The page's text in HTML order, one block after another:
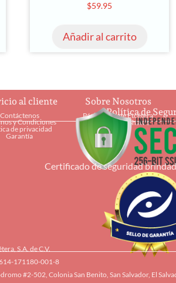
$59.95
Añadir al carrito
al cliente
Contáctenos
y Condiciones
de privacidad
Garantía
Sobre Nosotros
Página web de Etcétera
Restaurantes Shaw's
Política de
Certificado de seguridad
S.A. de C.V.
171180-001-8
#2-502, Colonia San Benito, San Salvador, El